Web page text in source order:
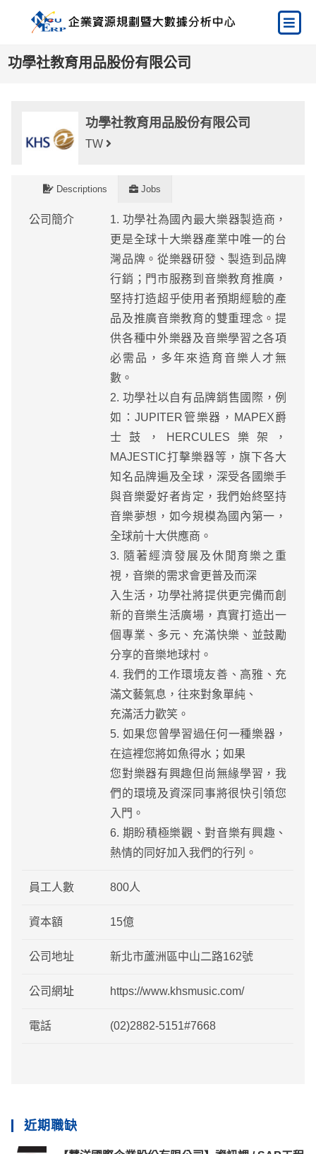
功學社教育用品股份有限公司
功學社教育用品股份有限公司
TW
Descriptions Jobs
公司簡介
1. 功學社為國內最大樂器製造商，
更是全球十大樂器產業中唯一的台
灣品牌。從樂器研發、製造到品牌
行銷；門市服務到音樂教育推廣，
堅持打造超乎使用者預期經驗的產
品及推廣音樂教育的雙重理念。提
供各種中外樂器及音樂學習之各項
必需品，多年來造育音樂人才無
數。
2. 功學社以自有品牌銷售國際，例
如：JUPITER管樂器，MAPEX爵
士鼓，HERCULES樂架，
MAJESTIC打擊樂器等，旗下各大
知名品牌遍及全球，深受各國樂手
與音樂愛好者肯定，我們始終堅持
音樂夢想，如今規模為國內第一，
全球前十大供應商。
3. 隨著經濟發展及休閒育樂之重
視，音樂的需求會更普及而深
入生活，功學社將提供更完備而創
新的音樂生活廣場，真實打造出一
個專業、多元、充滿快樂、並鼓勵
分享的音樂地球村。
4. 我們的工作環境友善、高雅、充
滿文藝氣息，往來對象單純、
充滿活力歡笑。
5. 如果您曾學習過任何一種樂器，
在這裡您將如魚得水；如果
您對樂器有興趣但尚無緣學習，我
們的環境及資深同事將很快引領您
入門。
6. 期盼積極樂觀、對音樂有興趣、
熱情的同好加入我們的行列。
員工人數 800人
資本額 15億
公司地址 新北市蘆洲區中山二路162號
公司網址 https://www.khsmusic.com/
電話 (02)2882-5151#7668
近期職缺